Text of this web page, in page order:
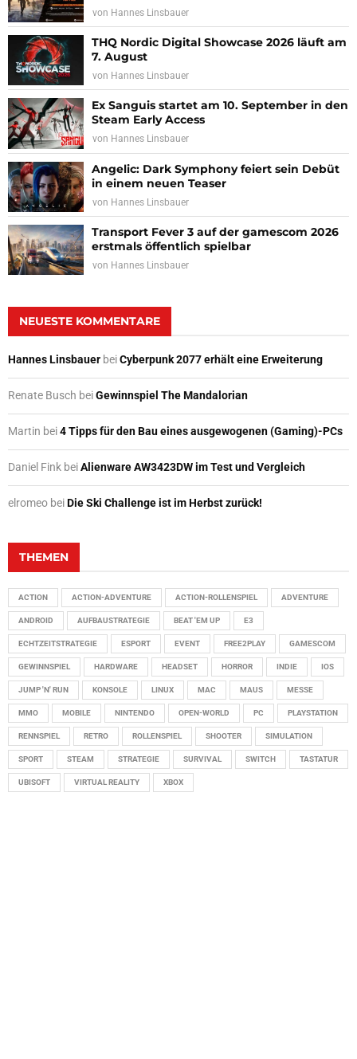
von Hannes Linsbauer
THQ Nordic Digital Showcase 2026 läuft am
7. August
von Hannes Linsbauer
Ex Sanguis startet am 10. September in den
Steam Early Access
von Hannes Linsbauer
Angelic: Dark Symphony feiert sein Debüt
in einem neuen Teaser
von Hannes Linsbauer
Transport Fever 3 auf der gamescom 2026
erstmals öffentlich spielbar
von Hannes Linsbauer
NEUESTE KOMMENTARE
Hannes Linsbauer beiCyberpunk 2077 erhält eine Erweiterung
Renate Busch beiGewinnspiel The Mandalorian
Martin bei4 Tipps für den Bau eines ausgewogenen (Gaming)-PCs
Daniel Fink beiAlienware AW3423DW im Test und Vergleich
elromeo beiDie Ski Challenge ist im Herbst zurück!
THEMEN
ACTION ACTION-ADVENTURE ACTION-ROLLENSPIEL ADVENTURE
ANDROID AUFBAUSTRATEGIE BEAT 'EM UP E3
ECHTZEITSTRATEGIE ESPORT EVENT FREE2PLAY GAMESCOM
GEWINNSPIEL HARDWARE HEADSET HORROR INDIE IOS
JUMP 'N' RUN KONSOLE LINUX MAC MAUS MESSE
MMO MOBILE NINTENDO OPEN-WORLD PC PLAYSTATION
RENNSPIEL RETRO ROLLENSPIEL SHOOTER SIMULATION
SPORT STEAM STRATEGIE SURVIVAL SWITCH TASTATUR
UBISOFT VIRTUAL REALITY XBOX